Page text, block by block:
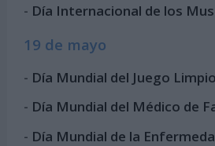
- Día Internacional de los
19 de mayo
- Día Mundial del Juego Limpio
- Día Mundial del Médico de
- Día Mundial de la